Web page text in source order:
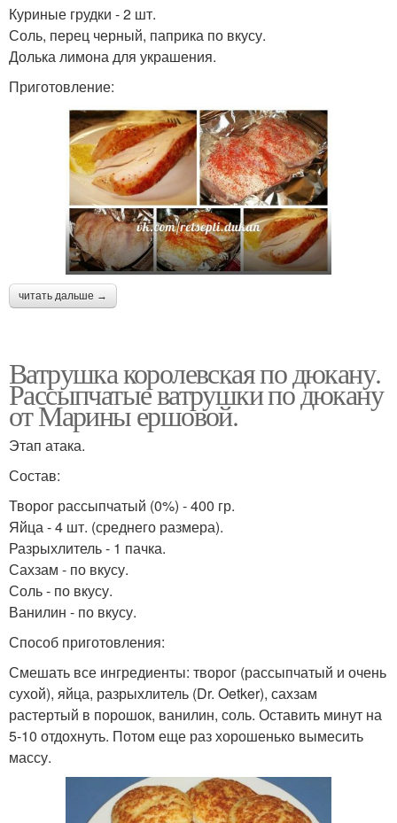
Куриные грудки - 2 шт.
Соль, перец черный, паприка по вкусу.
Долька лимона для украшения.
Приготовление:
читать дальше →
Ватрушка королевская по дюкану.
Рассыпчатые ватрушки по дюкану
от Марины ершовой.
Этап атака.
Состав:
Творог рассыпчатый (0%) - 400 гр.
Яйца - 4 шт. (среднего размера).
Разрыхлитель - 1 пачка.
Сахзам - по вкусу.
Соль - по вкусу.
Ванилин - по вкусу.
Способ приготовления:
Смешать все ингредиенты: творог (рассыпчатый и очень
сухой), яйца, разрыхлитель (Dr. Oetker), сахзам
растертый в порошок, ванилин, соль. Оставить минут на
5-10 отдохнуть. Потом еще раз хорошенько вымесить
массу.